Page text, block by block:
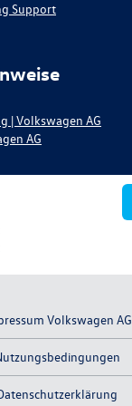
Support
| Volkswagen AG
AG
Volkswagen AG